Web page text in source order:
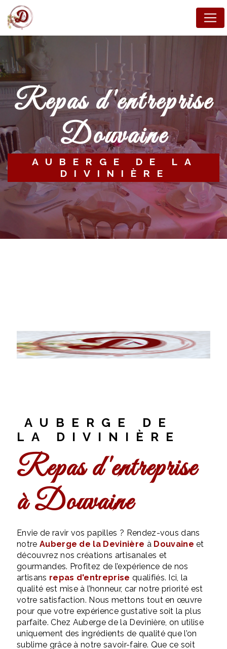
repas d'entreprise
Douvaine
AUBERGE DE LA
DIVINIÈRE
AUBERGE DE
LA DIVINIÈRE
repas d'entreprise
à Douvaine
Envie de ravir vos papilles ? Rendez-vous dans
notre Auberge de la Devinière à Douvaine et
découvrez nos créations artisanales et
gourmandes. Profitez de l’expérience de nos
artisans repas d'entreprise qualifiés. Ici, la
qualité est mise à l’honneur, car notre priorité est
votre satisfaction. Nous mettons tout en œuvre
pour que votre expérience gustative soit la plus
parfaite. Chez Auberge de la Devinière, on utilise
uniquement des ingrédients de qualité que l’on
sublime grâce à notre savoir-faire. Que ce soit
Panneau de gestion des cookies